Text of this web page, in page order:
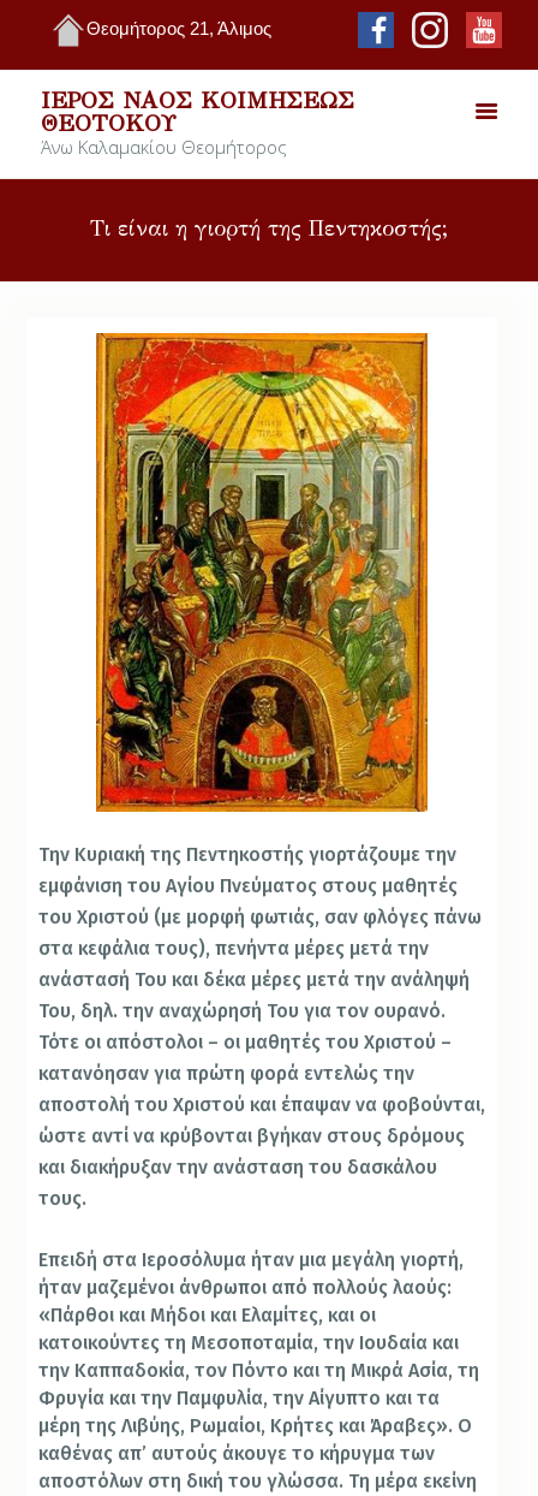
Θεομήτορος 21, Άλιμος
ΙΕΡΌΣ ΝΑΌΣ ΚΟΙΜΉΣΕΩΣ
ΘΕΟΤΌΚΟΥ
Άνω Καλαμακίου Θεομήτορος
Τι είναι η γιορτή της Πεντηκοστής;
Την Κυριακή της Πεντηκοστής γιορτάζουμε την
εμφάνιση του Αγίου Πνεύματος στους μαθητές
του Χριστού (με μορφή φωτιάς, σαν φλόγες πάνω
στα κεφάλια τους), πενήντα μέρες μετά την
ανάστασή Του και δέκα μέρες μετά την ανάληψή
Του, δηλ. την αναχώρησή Του για τον ουρανό.
Τότε οι απόστολοι – οι μαθητές του Χριστού –
κατανόησαν για πρώτη φορά εντελώς την
αποστολή του Χριστού και έπαψαν να φοβούνται,
ώστε αντί να κρύβονται βγήκαν στους δρόμους
και διακήρυξαν την ανάσταση του δασκάλου
τους.
Επειδή στα Ιεροσόλυμα ήταν μια μεγάλη γιορτή,
ήταν μαζεμένοι άνθρωποι από πολλούς λαούς:
«Πάρθοι και Μήδοι και Ελαμίτες, και οι
κατοικούντες τη Μεσοποταμία, την Ιουδαία και
την Καππαδοκία, τον Πόντο και τη Μικρά Ασία, τη
Φρυγία και την Παμφυλία, την Αίγυπτο και τα
μέρη της Λιβύης, Ρωμαίοι, Κρήτες και Άραβες». Ο
καθένας απ’ αυτούς άκουγε το κήρυγμα των
αποστόλων στη δική του γλώσσα. Τη μέρα εκείνη